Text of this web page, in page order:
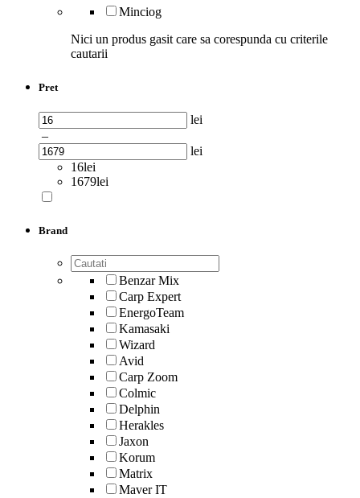
Minciog
Nici un produs gasit care sa corespunda cu criterile
cautarii
Pret
lei
–
lei
16lei
1679lei
Brand
Benzar Mix
Carp Expert
EnergoTeam
Kamasaki
Wizard
Avid
Carp Zoom
Colmic
Delphin
Herakles
Jaxon
Korum
Matrix
Maver IT